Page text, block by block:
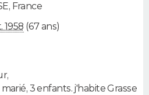
, France
1958 (67 ans)
marié, 3 enfants. j'habite Grasse